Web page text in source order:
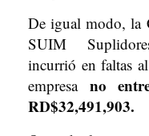
De igual modo, la
SUIM
incurrió en faltas
empresa no
RD$32,491,903.